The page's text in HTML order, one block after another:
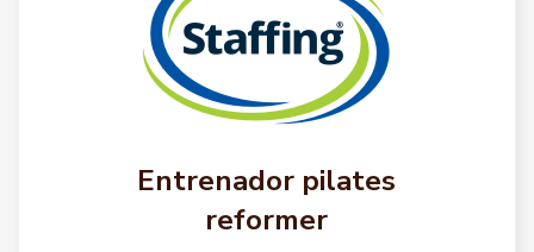
Entrenador pilates
reformer